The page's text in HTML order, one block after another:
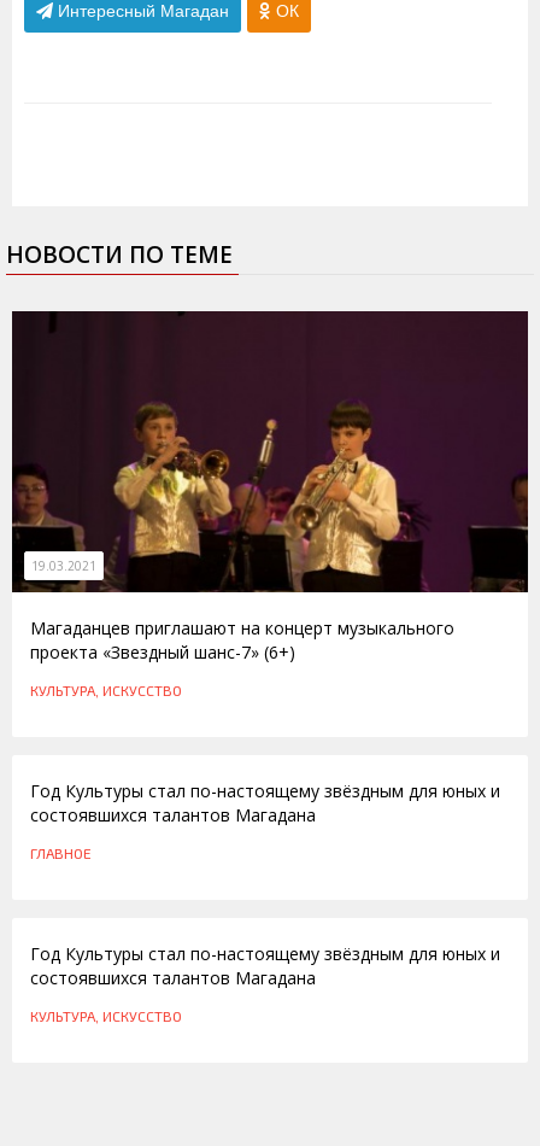
Интересный Магадан ОК
НОВОСТИ ПО ТЕМЕ
19.03.2021
Магаданцев приглашают на концерт музыкального
проекта «Звездный шанс-7» (6+)
КУЛЬТУРА, ИСКУССТВО
Год Культуры стал по-настоящему звёздным для юных и
состоявшихся талантов Магадана
ГЛАВНОЕ
Год Культуры стал по-настоящему звёздным для юных и
состоявшихся талантов Магадана
КУЛЬТУРА, ИСКУССТВО